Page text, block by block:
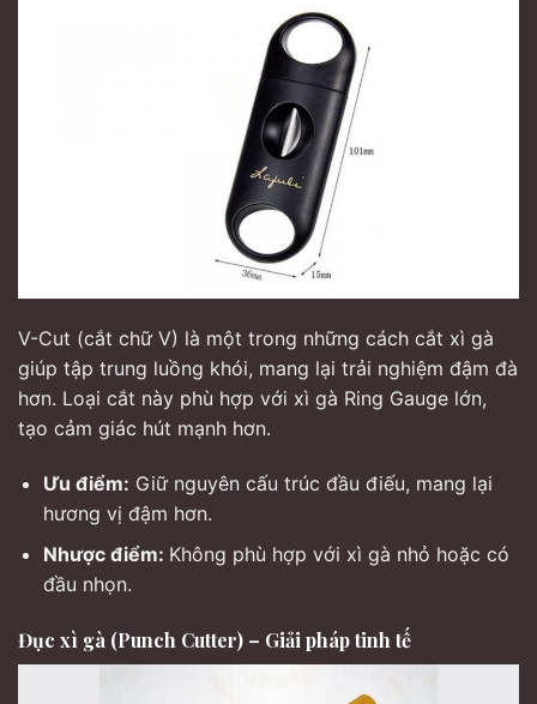
V-Cut (cắt chữ V) là một trong những cách cắt xì gà
giúp tập trung luồng khói, mang lại trải nghiệm đậm đà
hơn. Loại cắt này phù hợp với xì gà Ring Gauge lớn,
tạo cảm giác hút mạnh hơn.
Ưu điểm: Giữ nguyên cấu trúc đầu điếu, mang lại
hương vị đậm hơn.
Nhược điểm: Không phù hợp với xì gà nhỏ hoặc có
đầu nhọn.
Đục xì gà (Punch Cutter) – Giải pháp tinh tế